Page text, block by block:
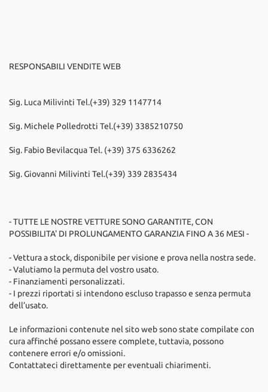
RESPONSABILI VENDITE WEB
Sig. Luca Milivinti Tel.(+39) 329 1147714
Sig. Michele Polledrotti Tel.(+39) 3385210750
Sig. Fabio Bevilacqua Tel. (+39) 375 6336262
Sig. Giovanni Milivinti Tel.(+39) 339 2835434
- TUTTE LE NOSTRE VETTURE SONO GARANTITE, CON
POSSIBILITA' DI PROLUNGAMENTO GARANZIA FINO A 36 MESI -
- Vettura a stock, disponibile per visione e prova nella nostra sede.
- Valutiamo la permuta del vostro usato.
- Finanziamenti personalizzati.
- I prezzi riportati si intendono escluso trapasso e senza permuta
dell’usato.
Le informazioni contenute nel sito web sono state compilate con
cura affinché possano essere complete, tuttavia, possono
contenere errori e/o omissioni.
Contattateci direttamente per eventuali chiarimenti.